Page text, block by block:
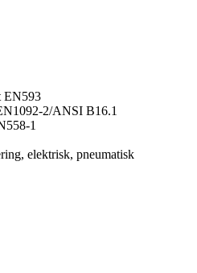
EN593
2/ANSI B16.1
1
elektrisk, pneumatisk